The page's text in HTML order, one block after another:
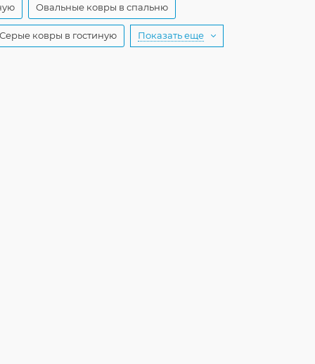
Овальные ковры в спальню
Серые ковры в гостиную Показать еще